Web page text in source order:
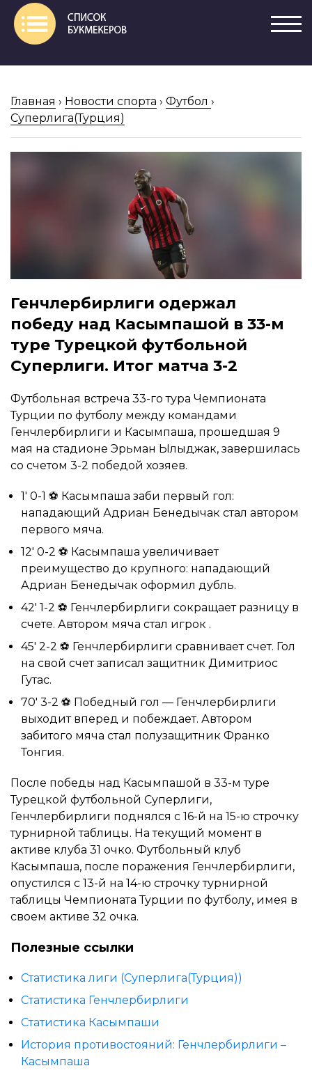
Главная › Новости спорта › Футбол ›
Суперлига(Турция)
Генчлербирлиги одержал
победу над Касымпашой в 33-м
туре Турецкой футбольной
Суперлиги. Итог матча 3-2
Футбольная встреча 33-го тура Чемпионата
Турции по футболу между командами
Генчлербирлиги и Касымпаша, прошедшая 9
мая на стадионе Эрьман Ылыджак, завершилась
со счетом 3-2 победой хозяев.
1′ 0-1 ⚽ Касымпаша заби первый гол:
нападающий Адриан Бенедычак стал автором
первого мяча.
12′ 0-2 ⚽ Касымпаша увеличивает
преимущество до крупного: нападающий
Адриан Бенедычак оформил дубль.
42′ 1-2 ⚽ Генчлербирлиги сокращает разницу в
счете. Автором мяча стал игрок .
45′ 2-2 ⚽ Генчлербирлиги сравнивает счет. Гол
на свой счет записал защитник Димитриос
Гутас.
70′ 3-2 ⚽ Победный гол — Генчлербирлиги
выходит вперед и побеждает. Автором
забитого мяча стал полузащитник Франко
Тонгия.
После победы над Касымпашой в 33-м туре
Турецкой футбольной Суперлиги,
Генчлербирлиги поднялся с 16-й на 15-ю строчку
турнирной таблицы. На текущий момент в
активе клуба 31 очко. Футбольный клуб
Касымпаша, после поражения Генчлербирлиги,
опустился с 13-й на 14-ю строчку турнирной
таблицы Чемпионата Турции по футболу, имея в
своем активе 32 очка.
Полезные ссылки
Статистика лиги (Суперлига(Турция))
Статистика Генчлербирлиги
Статистика Касымпаши
История противостояний: Генчлербирлиги –
Касымпаша